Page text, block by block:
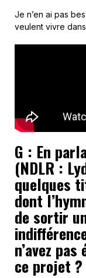
Je n’en ai pas
veulent vivre
G : En
(NDLR :
quelques
dont
de sortir
n’avez
ce projet ?